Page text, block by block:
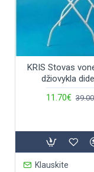
KRIS Stovas
džiovykla
11.70€
Klauskite